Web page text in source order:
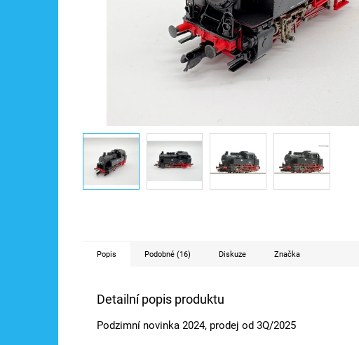
Popis Podobné (16) Diskuze Značka
Detailní popis produktu
Podzimní novinka 2024, prodej od 3Q/2025